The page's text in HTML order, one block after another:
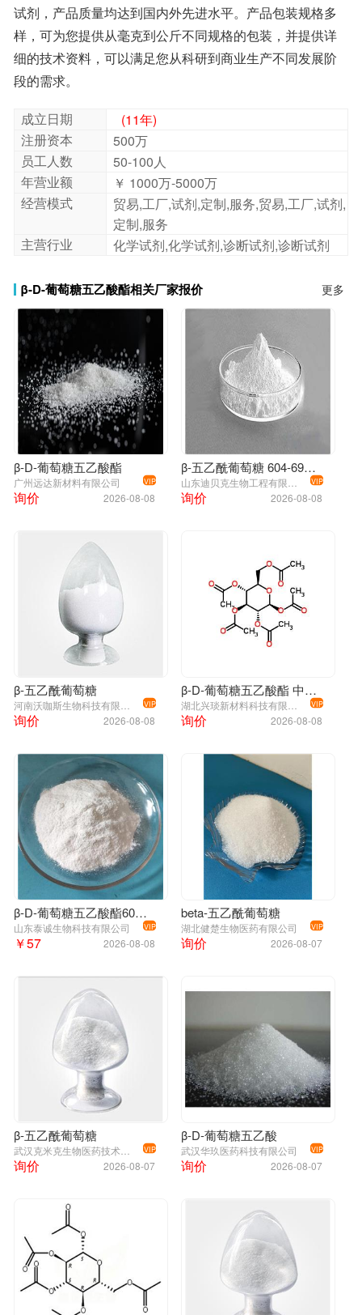
段的需求。
成立日期
(11年)
注册资本
500万
员工人数
50-100人
年营业额
￥ 1000万-5000万
经营模式
贸易,工厂,试剂,定制,服务,贸易,工厂,试剂,
定制,服务
主营行业
化学试剂,化学试剂,诊断试剂,诊断试剂
β-D-葡萄糖五乙酸酯相关厂家报价 更多
β-D-葡萄糖五乙酸酯
广州远达新材料有限公司 VIP
2026-08-08
询价
β-五乙酰葡萄糖 604-69-3 98%
VIP
2026-08-08
询价
β-五乙酰葡萄糖
VIP
2026-08-08
询价
β-D-葡萄糖五乙酸酯 中间体 604-69-3
VIP
2026-08-08
询价
β-D-葡萄糖五乙酸酯604-69-3
山东泰诚生物科技有限公司 VIP
2026-08-08
￥57
beta-五乙酰葡萄糖
湖北健楚生物医药有限公司 VIP
2026-08-07
询价
β-五乙酰葡萄糖
VIP
2026-08-07
询价
β-D-葡萄糖五乙酸
武汉华玖医药科技有限公司 VIP
2026-08-07
询价